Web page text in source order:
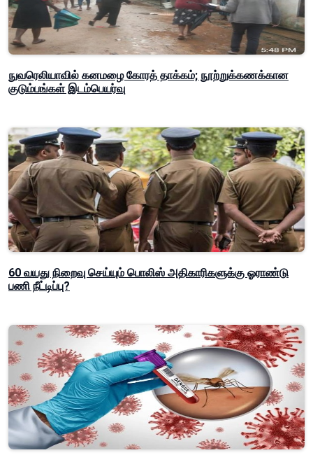
நுவரெலியாவில் கனமழை கோரத் தாக்கம்; நூற்றுக்கணக்கான
குடும்பங்கள் இடம்பெயர்வு
60 வயது நிறைவு செய்யும் பொலிஸ் அதிகாரிகளுக்கு ஓராண்டு
பணி நீட்டிப்பு?